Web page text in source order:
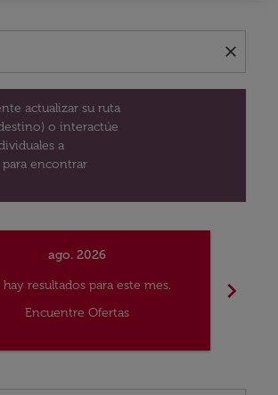
close
actualizar su ruta
o interactúe
a
encontrar
ago. 2026
resultados para este mes.
Encuentre Ofertas
chevron_right